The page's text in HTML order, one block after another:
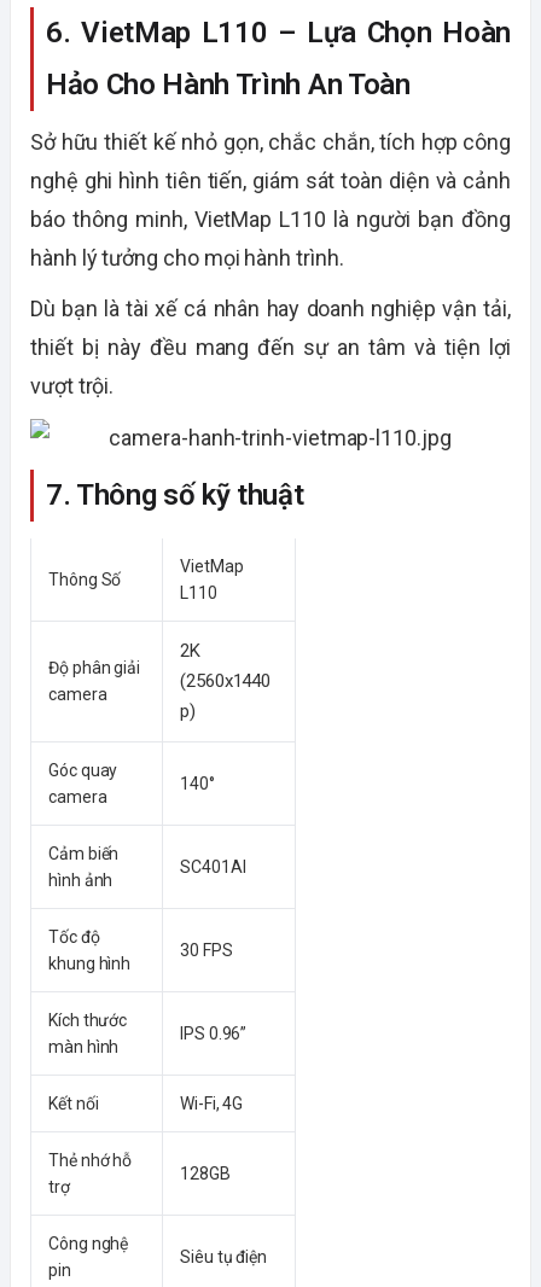
6. VietMap L110 – Lựa Chọn Hoàn
Hảo Cho Hành Trình An Toàn
Sở hữu thiết kế nhỏ gọn, chắc chắn, tích hợp công
nghệ ghi hình tiên tiến, giám sát toàn diện và cảnh
báo thông minh, VietMap L110 là người bạn đồng
hành lý tưởng cho mọi hành trình.
Dù bạn là tài xế cá nhân hay doanh nghiệp vận tải,
thiết bị này đều mang đến sự an tâm và tiện lợi
vượt trội.
7. Thông số kỹ thuật
Thông Số
VietMap
L110
Độ phân giải
camera
2K
(2560x1440
p)
Góc quay
camera
140°
Cảm biến
hình ảnh
SC401AI
Tốc độ
khung hình
30 FPS
Kích thước
màn hình
IPS 0.96”
Kết nối Wi-Fi, 4G
Thẻ nhớ hỗ
trợ
128GB
Công nghệ
pin
Siêu tụ điện